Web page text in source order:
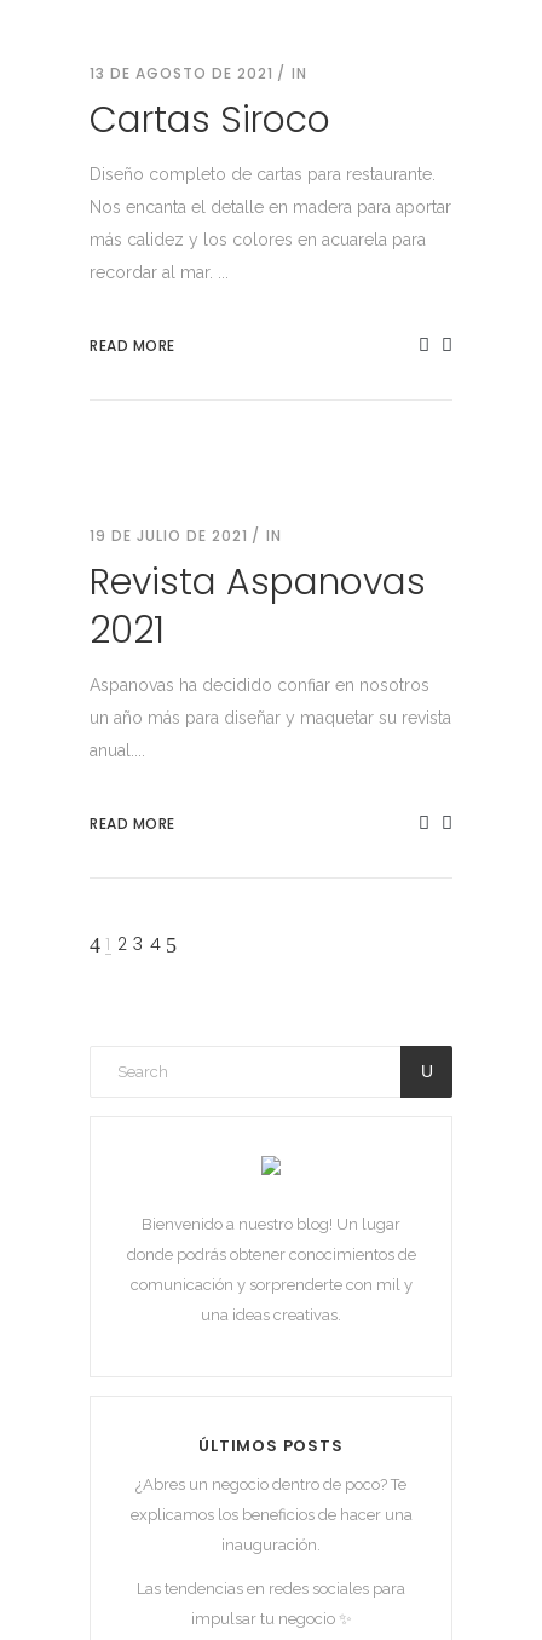
13 DE AGOSTO DE 2021 IN
Cartas Siroco
Diseño completo de cartas para restaurante.
Nos encanta el detalle en madera para aportar
más calidez y los colores en acuarela para
recordar al mar. ...
READ MORE
19 DE JULIO DE 2021 IN
Revista Aspanovas
2021
Aspanovas ha decidido confiar en nosotros
un año más para diseñar y maquetar su revista
anual....
READ MORE
1 2 3 4
Bienvenido a nuestro blog! Un lugar
donde podrás obtener conocimientos de
comunicación y sorprenderte con mil y
una ideas creativas.
ÚLTIMOS POSTS
¿Abres un negocio dentro de poco? Te
explicamos los beneficios de hacer una
inauguración.
Las tendencias en redes sociales para
impulsar tu negocio ✨